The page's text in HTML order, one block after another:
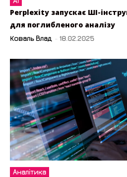
Perplexity запускає ШІ-
для поглибленого аналізу
Коваль Влад - 18.02.2025
Аналітика